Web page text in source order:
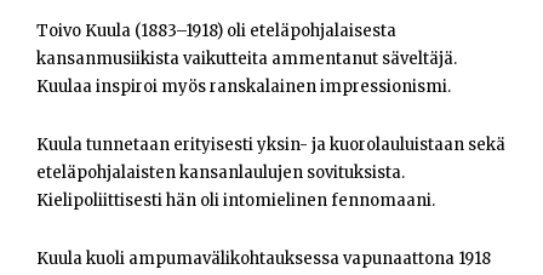
Haku:
Toivo Kuula (1883–1918) oli eteläpohjalaisesta
kansanmusiikista vaikutteita ammentanut säveltäjä.
Kuulaa inspiroi myös ranskalainen impressionismi.
Kuula tunnetaan erityisesti yksin- ja kuorolauluistaan sekä
eteläpohjalaisten kansanlaulujen sovituksista.
Kielipoliittisesti hän oli intomielinen fennomaani.
Kuula kuoli ampumavälikohtauksessa vapunaattona 1918